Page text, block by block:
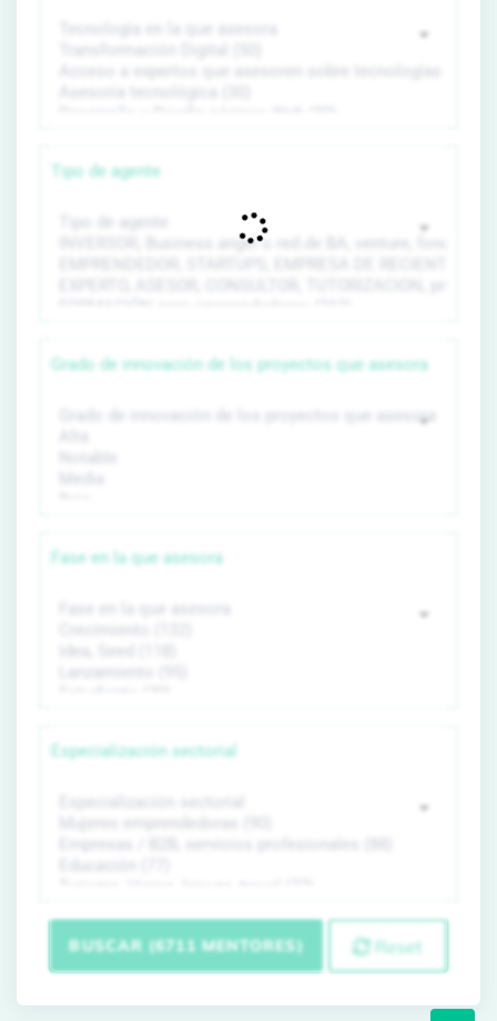
Tipo de agente
Grado de innovación de los proyectos que asesora
Fase en la que asesora
Especialización sectorial
BUSCAR (6711 MENTORES) Reset